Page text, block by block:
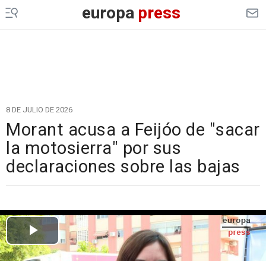
europapress
8 DE JULIO DE 2026
Morant acusa a Feijóo de "sacar
la motosierra" por sus
declaraciones sobre las bajas